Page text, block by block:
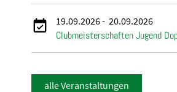
19.09.2026- 20.09.2026
Clubmeisterschaften Jugend
alle Veranstaltungen